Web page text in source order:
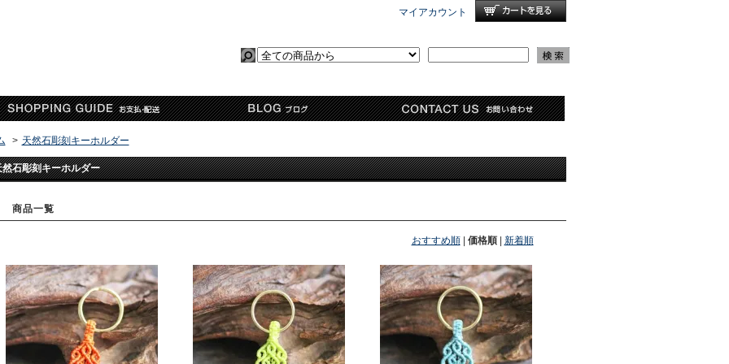
マイアカウント
> 天然石彫刻キーホルダー
然石彫刻キーホルダー
商品一覧
おすすめ順| 価格順| 新着順